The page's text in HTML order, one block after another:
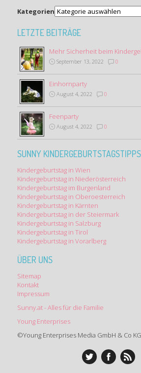
Kategorien
LETZTE BEITRÄGE
Mehr Sicherheit beim
September 13, 2022 0
Einhornparty
August 4, 2022 0
Feenparty
August 4, 2022 0
SUNNY KINDERGEBURTSTAGSTIPPS
Kindergeburtstag in Wien
Kindergeburtstag in Niederösterreich
Kindergeburtstag im Burgenland
Kindergeburtstag in Oberoesterreich
Kindergeburtstag in Kärnten
Kindergeburtstag in der Steiermark
Kindergeburtstag in Salzburg
Kindergeburtstag in Tirol
Kindergeburtstag in Vorarlberg
ÜBER UNS
Sitemap
Kontakt
Impressum
Sunny.at - Alles für die Familie
Young Enterprises
©Young Enterprises Media GmbH & Co